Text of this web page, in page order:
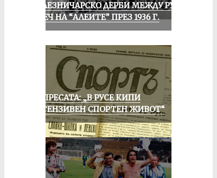
ЖЕЛЕЗНИЧАРСКО ДЕРБИ МЕЖДУ РУСЕ
И ПЕЧ НА “АЛЕИТЕ” ПРЕЗ 1936 Г.
ОТ ПРЕСАТА: „В РУСЕ КИПИ
ИНТЕНЗИВЕН СПОРТЕН ЖИВОТ“